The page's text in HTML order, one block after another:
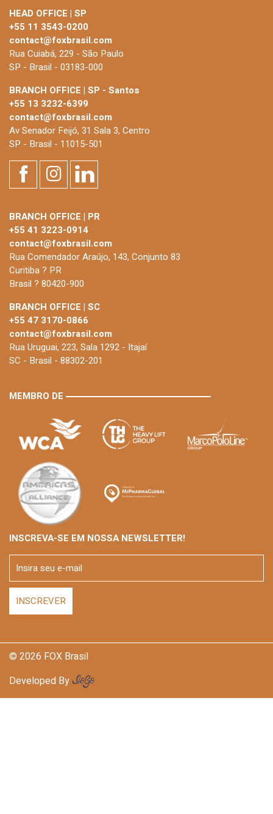
HEAD OFFICE | SP
+55 11 3543-0200
contact@foxbrasil.com
Rua Cuiabá, 229 - São Paulo
SP - Brasil - 03183-000
BRANCH OFFICE | SP - Santos
+55 13 3232-6399
contact@foxbrasil.com
Av Senador Feijó, 31 Sala 3, Centro
SP - Brasil - 11015-501
BRANCH OFFICE | PR
+55 41 3223-0914
contact@foxbrasil.com
Rua Comendador Araújo, 143, Conjunto 83
Curitiba ? PR
Brasil ? 80420-900
BRANCH OFFICE | SC
+55 47 3170-0866
contact@foxbrasil.com
Rua Uruguai, 223, Sala 1292 - Itajaí
SC - Brasil - 88302-201
MEMBRO DE
INSCREVA-SE EM NOSSA NEWSLETTER!
© 2026 FOX Brasil
Developed By